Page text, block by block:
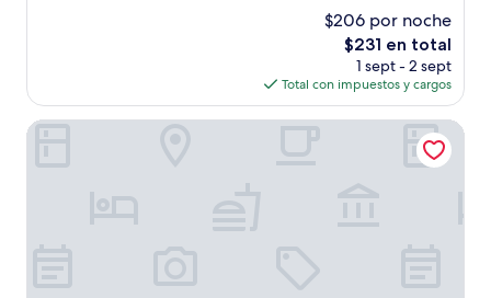
$206 por noche
El
precio
actual
es
de
$231 en total
1 sept - 2 sept
Total con impuestos y cargos
Hôtel Marjane